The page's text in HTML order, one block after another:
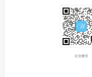
企业微信